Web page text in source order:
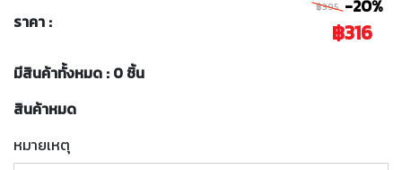
ราคา :
฿395 -20%
฿316
มีสินค้าทั้งหมด : 0 ชิ้น
สินค้าหมด
หมายเหตุ